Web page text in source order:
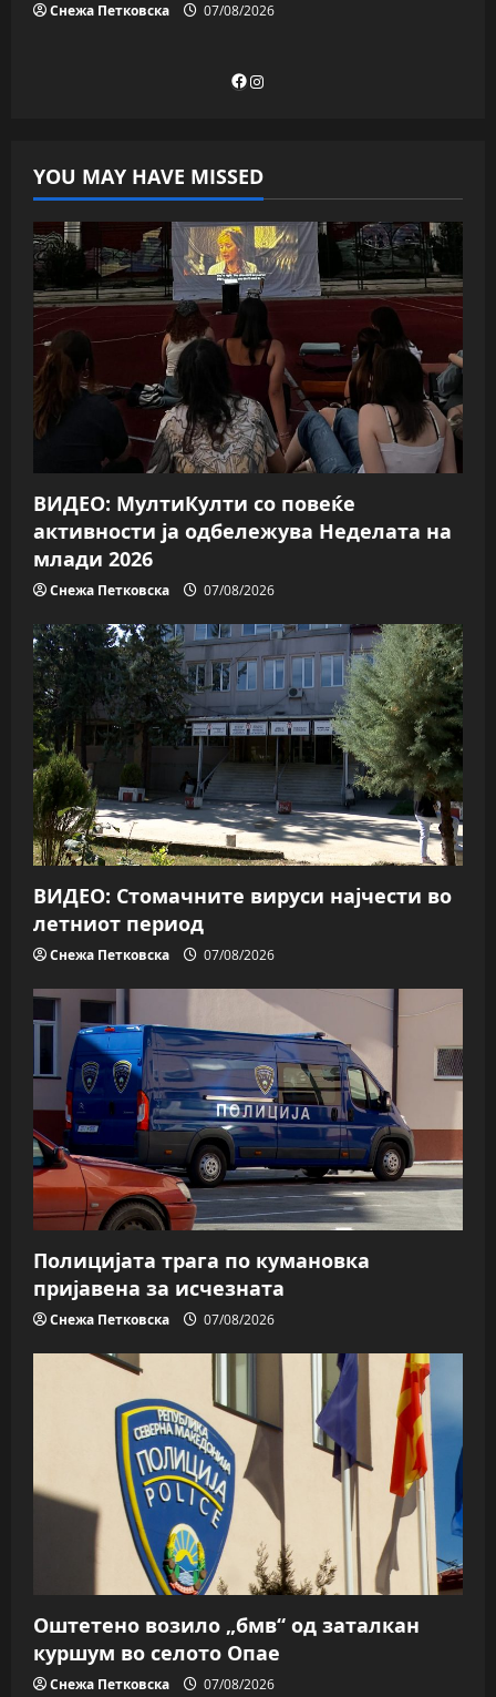
Снежа Петковска 07/08/2026
Facebook
Instagram
YOU MAY HAVE MISSED
ВИДЕО: МултиКулти со повеќе
активности ја одбележува Неделата на
млади 2026
Снежа Петковска 07/08/2026
ВИДЕО: Стомачните вируси најчести во
летниот период
Снежа Петковска 07/08/2026
Полицијата трага пo кумановка
пријавена за исчезната
Снежа Петковска 07/08/2026
Оштетено возило „бмв“ од заталкан
куршум во селото Опае
Снежа Петковска 07/08/2026